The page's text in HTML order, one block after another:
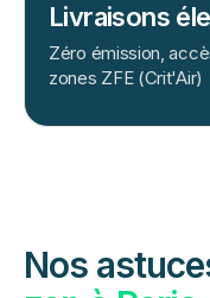
Livraisons
Zéro émission,
zones ZFE (Crit'Air)
Nos